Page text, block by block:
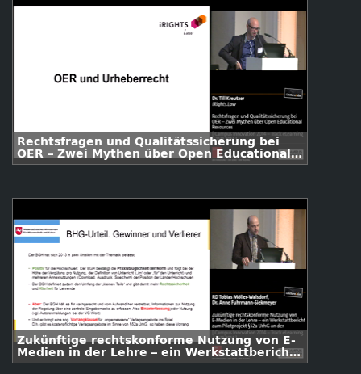
Rechtsfragen und Qualitätssicherung bei
OER – Zwei Mythen über Open Educational
Resources
Zukünftige rechtskonforme Nutzung von E-
Medien in der Lehre – ein Werkstattbericht
zum Pilotprojekt §52a UrhG an der